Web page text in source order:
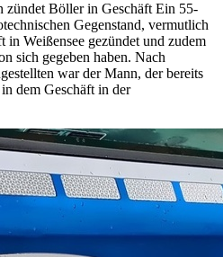
zündet Böller in Geschäft Ein 55-
Gegenstand, vermutlich
in Weißensee gezündet und zudem
sich gegeben haben. Nach
war der Mann, der bereits
dem Geschäft in der